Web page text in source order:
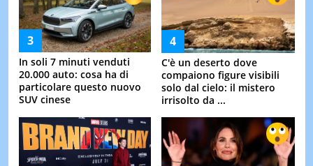
In soli 7 minuti venduti
20.000 auto: cosa ha di
particolare questo nuovo
SUV cinese
C'è un deserto dove
compaiono figure visibili
solo dal cielo: il mistero
irrisolto da ...